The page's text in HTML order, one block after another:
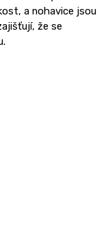
a nohavice jsou
že se